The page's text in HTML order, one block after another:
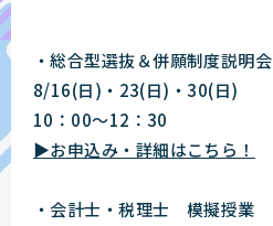
・総合型選抜＆併願制度説明会
8/16(日)・23(日)・30(日)
10：00～12：30
▶お申込み・詳細はこちら！
・会計士・税理士 模擬授業